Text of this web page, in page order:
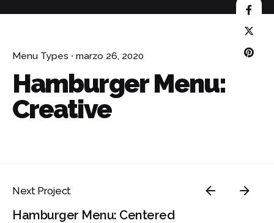
Menu Types marzo 26, 2020
Hamburger Menu:
Creative
Next Project
Hamburger Menu: Centered